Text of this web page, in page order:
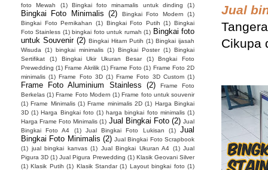
Jual
Cikupa
foto Mewah
(1) Bingkai foto minamalis untuk dinding (1)
Bingkai Foto Minimalis (2) Bingkai Foto Modern
(1)
Bingkai Foto Pernikahan
(1) Bingkai Foto Putih (1) Bingkai
Foto Stainless (1) bingkai foto untuk rumah (1) Bingkai foto
untuk Souvenir (2) Bingkai Hitam Putih (1) Bingkai ijasah
Wisuda
(1) bingkai minimalis (1) Bingkai Poster (1) Bingkai
Sertifikat
(1) Bingkai Ukir Ukuran Besar (1)
Bngkai Foto
Prewedding (1) Frame Akrilik (1) Frame Foto (1) Frame Foto 2D
minimalis (1) Frame Foto 3D (1) Frame Foto 3D Custom (1)
Frame Foto Aluminium Stainless (2)
Frame Foto
Berkelas (1) Frame Foto Modern (1) Frame foto untuk souvenir
(1) Frame Minimalis (1) Frame minimalis 2D (1) Harga Bingkai
3D (1) Harga Bingkai foto (1) harga bingkai foto minimalis (1)
Harga Frame Foto Minimalis (1) Jual Bingkai Foto (2) Jual
Bingkai Foto A4
(1) Jual Bingkai Foto Lukisan (1)
Jual
Bingkai Foto Minimalis (2) Jual Bingkai Foto Scrapbook
(1) jual bingkai kanvas (1) Jual Bingkai Ukuran A4 (1) Jual
Pigura 3D (1) Jual Pigura Prewedding (1) Klasik Geovani Silver
(1) Klasik Putih (1) Klasik Standar (1) Layout bingkai foto (1)